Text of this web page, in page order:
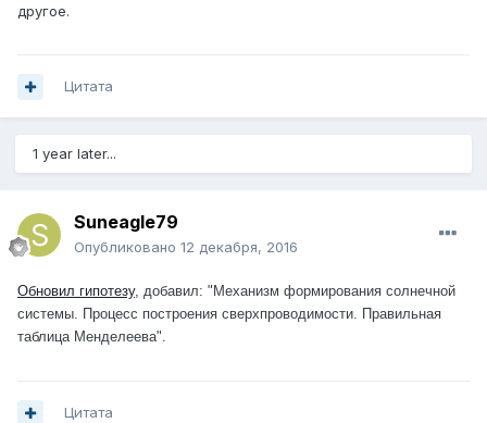
другое.
Цитата
1 year later...
Suneagle79
Опубликовано 12 декабря, 2016
Обновил гипотезу, добавил: "Механизм формирования солнечной
системы. Процесс построения сверхпроводимости. Правильная
таблица Менделеева".
Цитата